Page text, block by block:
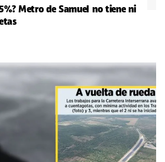
Metro de Samuel no tiene ni